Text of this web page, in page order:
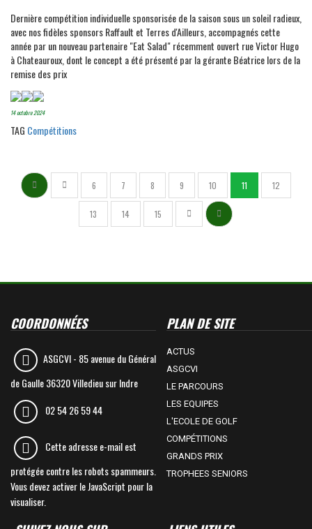
Dernière compétition individuelle sponsorisée de la saison sous un soleil radieux,
avec nos fidèles sponsors Raffault et Terres d'Ailleurs, accompagnés cette
année par un nouveau partenaire "Eat Salad" récemment ouvert rue Victor Hugo
à Chateauroux, dont le concept a été présenté par la gérante Béatrice lors de la
remise des prix
14 octobre 2024
TAG Compétitions
6 7 8 9 10 11 12
13 14 15
COORDONNÉES
ASGCVI - 85 avenue du Général
de Gaulle 36320 Villedieu sur Indre
02 54 26 59 44
Cette adresse e-mail est
protégée contre les robots spammeurs.
Vous devez activer le JavaScript pour la
visualiser.
PLAN DE SITE
ACTUS
ASGCVI
LE PARCOURS
LES EQUIPES
L'ECOLE DE GOLF
COMPÉTITIONS
GRANDS PRIX
TROPHEES SENIORS